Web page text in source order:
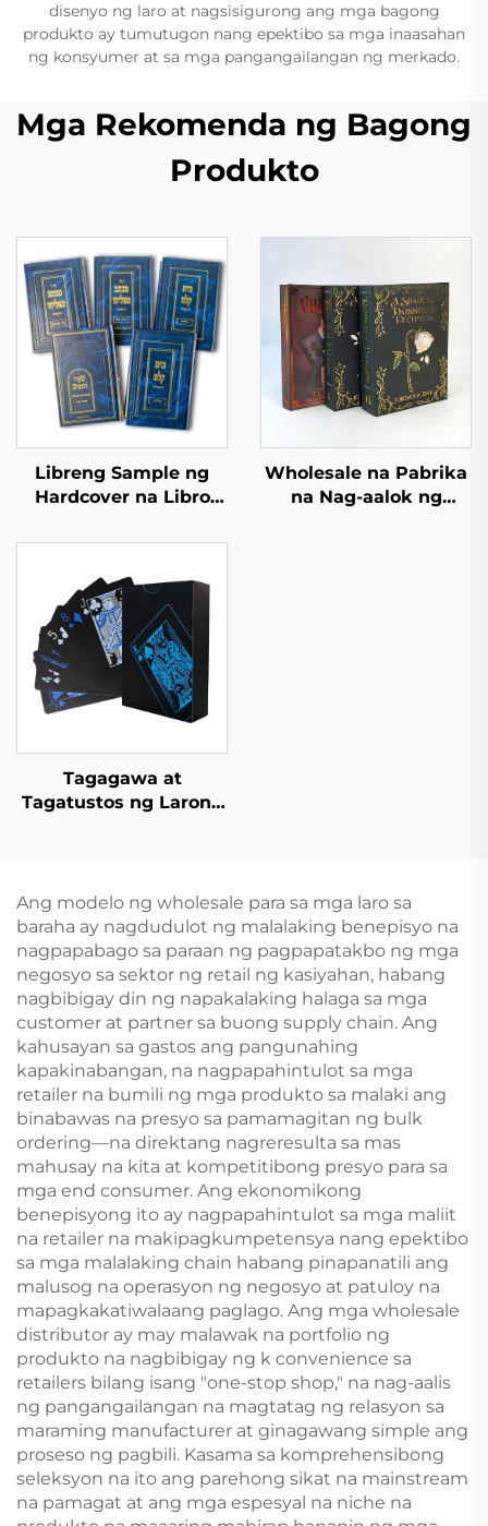
disenyo ng laro at nagsisigurong ang mga bagong
produkto ay tumutugon nang epektibo sa mga inaasahan
ng konsyumer at sa mga pangangailangan ng merkado.
Mga Rekomenda ng Bagong
Produkto
Libreng Sample ng
Hardcover na Libro
Mass Printing ng Libro
Hardcover na Libro
Wholesale na Pabrika
na Nag-aalok ng
Tagagawa at
Tagatustos ng Larong
at Pag-iimpake para
sa mga Matatanda at
Mag-asawa
Ang modelo ng wholesale para sa mga laro sa
baraha ay nagdudulot ng malalaking benepisyo na
nagpapabago sa paraan ng pagpapatakbo ng mga
negosyo sa sektor ng retail ng kasiyahan, habang
nagbibigay din ng napakalaking halaga sa mga
customer at partner sa buong supply chain. Ang
kahusayan sa gastos ang pangunahing
kapakinabangan, na nagpapahintulot sa mga
retailer na bumili ng mga produkto sa malaki ang
binabawas na presyo sa pamamagitan ng bulk
ordering—na direktang nagreresulta sa mas
mahusay na kita at kompetitibong presyo para sa
mga end consumer. Ang ekonomikong
benepisyong ito ay nagpapahintulot sa mga maliit
na retailer na makipagkumpetensya nang epektibo
sa mga malalaking chain habang pinapanatili ang
malusog na operasyon ng negosyo at patuloy na
mapagkakatiwalaang paglago. Ang mga wholesale
distributor ay may malawak na portfolio ng
produkto na nagbibigay ng k convenience sa
retailers bilang isang "one-stop shop," na nag-aalis
ng pangangailangan na magtatag ng relasyon sa
maraming manufacturer at ginagawang simple ang
proseso ng pagbili. Kasama sa komprehensibong
seleksyon na ito ang parehong sikat na mainstream
na pamagat at ang mga espesyal na niche na